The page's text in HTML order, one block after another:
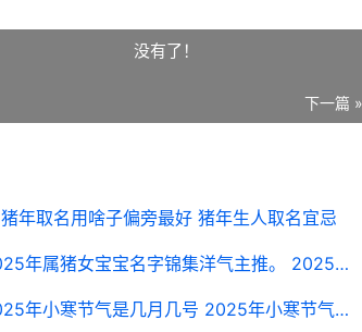
没有了！
下一篇 »
猪年取名用啥子偏旁最好 猪年生人取名宜忌
2025年属猪女宝宝名字锦集洋气主推。 2025年属猪女宝宝取名大全
2025年小寒节气是几月几号 2025年小寒节气是几号